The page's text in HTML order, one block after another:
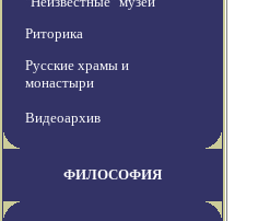
Риторика
Русские храмы и
монастыри
Видеоархив
ФИЛОСОФИЯ